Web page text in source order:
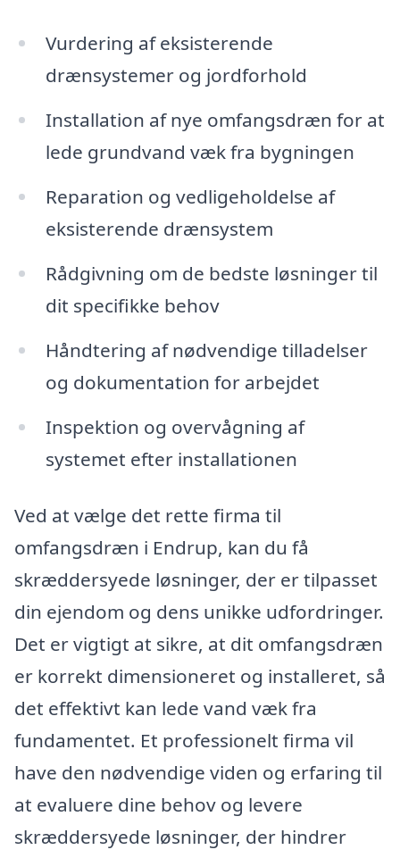
Vurdering af eksisterende
drænsystemer og jordforhold
Installation af nye omfangsdræn for at
lede grundvand væk fra bygningen
Reparation og vedligeholdelse af
eksisterende drænsystem
Rådgivning om de bedste løsninger til
dit specifikke behov
Håndtering af nødvendige tilladelser
og dokumentation for arbejdet
Inspektion og overvågning af
systemet efter installationen
Ved at vælge det rette firma til
omfangsdræn i Endrup, kan du få
skræddersyede løsninger, der er tilpasset
din ejendom og dens unikke udfordringer.
Det er vigtigt at sikre, at dit omfangsdræn
er korrekt dimensioneret og installeret, så
det effektivt kan lede vand væk fra
fundamentet. Et professionelt firma vil
have den nødvendige viden og erfaring til
at evaluere dine behov og levere
skræddersyede løsninger, der hindrer